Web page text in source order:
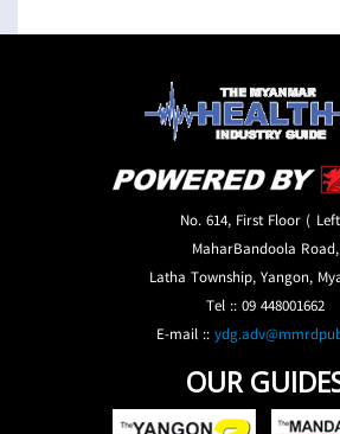
No. 614, First Floor (
MaharBandoola Road,
Latha Township, Yangon,
Tel :: 09 448001662
E-mail ::
OUR